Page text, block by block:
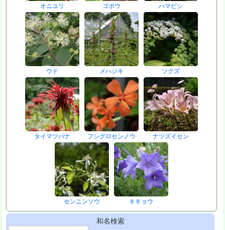
オニユリ ゴボウ ハマビシ
ウド メハジキ ソクズ
タイマツバナ フシグロセンノウ ナツズイセン
センニンソウ キキョウ
和名検索